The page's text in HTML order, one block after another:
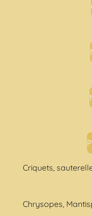
Criquets,
Chrysopes,